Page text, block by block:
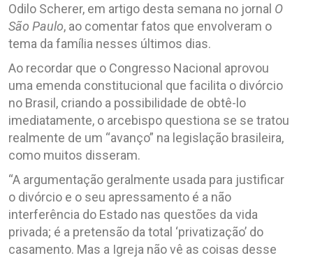
Odilo Scherer, em artigo desta semana no jornal O
São Paulo, ao comentar fatos que envolveram o
tema da família nesses últimos dias.
Ao recordar que o Congresso Nacional aprovou
uma emenda constitucional que facilita o divórcio
no Brasil, criando a possibilidade de obtê-lo
imediatamente, o arcebispo questiona se se tratou
realmente de um “avanço” na legislação brasileira,
como muitos disseram.
“A argumentação geralmente usada para justificar
o divórcio e o seu apressamento é a não
interferência do Estado nas questões da vida
privada; é a pretensão da total ‘privatização’ do
casamento. Mas a Igreja não vê as coisas desse